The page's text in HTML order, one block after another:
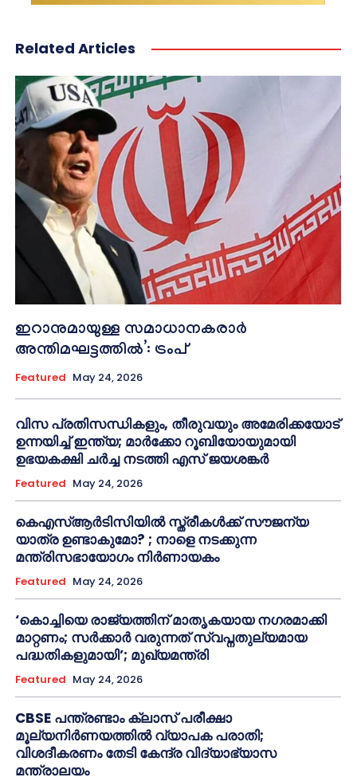
Related Articles
ഇറാനുമായുള്ള സമാധാനകരാർ
അന്തിമഘട്ടത്തിൽ‌’: ട്രംപ്
Featured May 24, 2026
വിസ പ്രതിസന്ധികളും, തീരുവയും അമേരിക്കയോട്
ഉന്നയിച്ച് ഇന്ത്യ; മാർക്കോ റൂബിയോയുമായി
ഉഭയകക്ഷി ചർച്ച നടത്തി എസ് ജയശങ്കർ
Featured May 24, 2026
കെഎസ്ആർടിസിയിൽ സ്ത്രീകൾക്ക് സൗജന്യ
യാത്ര ഉണ്ടാകുമോ? ; നാളെ നടക്കുന്ന
മന്ത്രിസഭായോഗം നിർണായകം
Featured May 24, 2026
‘കൊച്ചിയെ രാജ്യത്തിന് മാതൃകയായ നഗരമാക്കി
മാറ്റണം; സർക്കാർ വരുന്നത് സ്വപ്നതുല്യമായ
പദ്ധതികളുമായി’; മുഖ്യമന്ത്രി
Featured May 24, 2026
CBSE പന്ത്രണ്ടാം ക്ലാസ് പരീക്ഷാ
മൂല്യനിർണയത്തിൽ വ്യാപക പരാതി;
വിശദീകരണം തേടി കേന്ദ്ര വിദ്യാഭ്യാസ
മന്ത്രാലയം